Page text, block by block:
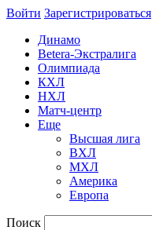
Войти Зарегиcтрироваться
Динамо
Betera-Экстралига
Олимпиада
КХЛ
НХЛ
Матч-центр
Еще
Высшая лига
ВХЛ
МХЛ
Америка
Европа
Поиск